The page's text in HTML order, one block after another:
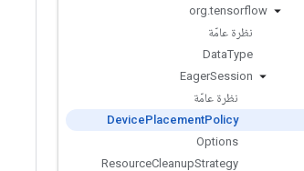
org.tensorflow
نظرة عامّة
DataType
EagerSession
نظرة عامّة
DevicePlacementPolicy
Options
ResourceCleanupStrategy